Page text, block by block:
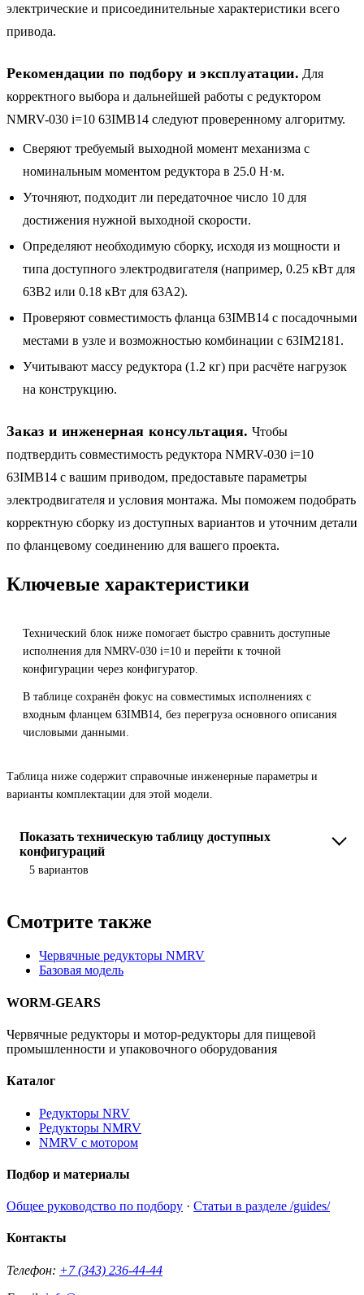
электрические и присоединительные характеристики всего
привода.
Рекомендации по подбору и эксплуатации. Для
корректного выбора и дальнейшей работы с редуктором
NMRV-030 i=10 63IMB14 следуют проверенному алгоритму.
Сверяют требуемый выходной момент механизма с
номинальным моментом редуктора в 25.0 Н·м.
Уточняют, подходит ли передаточное число 10 для
достижения нужной выходной скорости.
Определяют необходимую сборку, исходя из мощности и
типа доступного электродвигателя (например, 0.25 кВт для
63B2 или 0.18 кВт для 63A2).
Проверяют совместимость фланца 63IMB14 с посадочными
местами в узле и возможностью комбинации с 63IM2181.
Учитывают массу редуктора (1.2 кг) при расчёте нагрузок
на конструкцию.
Заказ и инженерная консультация. Чтобы
подтвердить совместимость редуктора NMRV-030 i=10
63IMB14 с вашим приводом, предоставьте параметры
электродвигателя и условия монтажа. Мы поможем подобрать
корректную сборку из доступных вариантов и уточним детали
по фланцевому соединению для вашего проекта.
Ключевые характеристики
Технический блок ниже помогает быстро сравнить доступные
исполнения для NMRV-030 i=10 и перейти к точной
конфигурации через конфигуратор.
В таблице сохранён фокус на совместимых исполнениях с
входным фланцем 63IMB14, без перегруза основного описания
числовыми данными.
Таблица ниже содержит справочные инженерные параметры и
варианты комплектации для этой модели.
Показать техническую таблицу доступных
конфигураций
5 вариантов
Смотрите также
Червячные редукторы NMRV
Базовая модель
WORM-GEARS
Червячные редукторы и мотор-редукторы для пищевой
промышленности и упаковочного оборудования
Каталог
Редукторы NRV
Редукторы NMRV
NMRV с мотором
Подбор и материалы
Общее руководство по подбору · Статьи в разделе /guides/
Контакты
Телефон: +7 (343) 236-44-44